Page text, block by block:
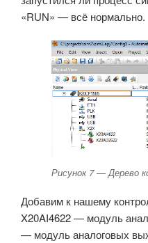
«RUN» — всё нормально.
Рисунок 7 — Дерево
Добавим к нашему
X20AI4622 — модуль
— модуль аналоговых